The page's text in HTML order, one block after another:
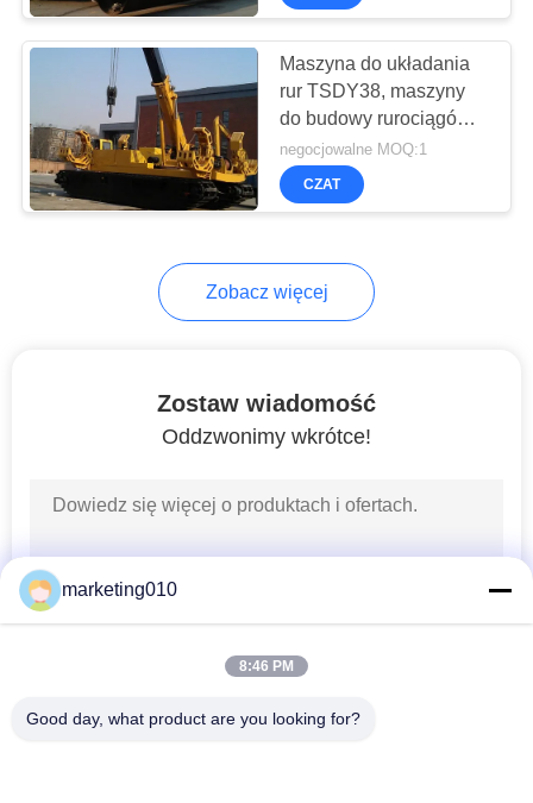
Obudowa Rotator
25
Hydrauliczne
wiertarki
Desander
27
Maszyna do układania
rur TSDY38, maszyny
do budowy rurociągów
do transportu rur
stalowych
negocjowalne MOQ:1
CZAT
Zobacz więcej
Zostaw wiadomość
Oddzwonimy wkrótce!
marketing010
8:46 PM
Good day, what product are you looking for?